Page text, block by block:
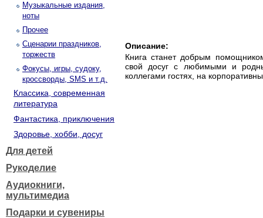
Музыкальные издания,
ноты
Прочее
Сценарии праздников,
торжеств
Фокусы, игры, судоку,
кроссворды, SMS и т.д.
Классика, современная
литература
Фантастика, приключения
Здоровье, хобби, досуг
Для детей
Рукоделие
Аудиокниги,
мультимедиа
Подарки и сувениры
Описание:
Книга станет добрым
свой досуг с любимыми и
коллегами гостях, на